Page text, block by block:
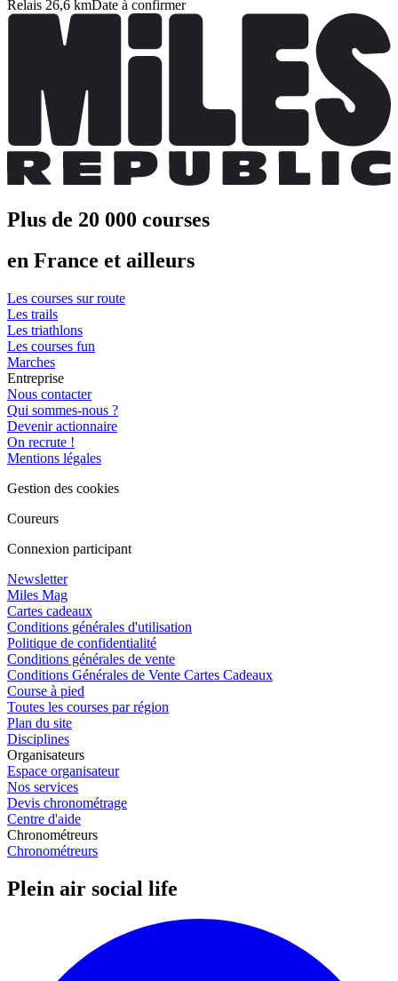
Relais 26,6 kmDate à confirmer
Plus de 20 000 courses
en France et ailleurs
Les courses sur route
Les trails
Les triathlons
Les courses fun
Marches
Entreprise
Nous contacter
Qui sommes-nous ?
Devenir actionnaire
On recrute !
Mentions légales
Gestion des cookies
Coureurs
Connexion participant
Newsletter
Miles Mag
Cartes cadeaux
Conditions générales d'utilisation
Politique de confidentialité
Conditions générales de vente
Conditions Générales de Vente Cartes Cadeaux
Course à pied
Toutes les courses par région
Plan du site
Disciplines
Organisateurs
Espace organisateur
Nos services
Devis chronométrage
Centre d'aide
Chronométreurs
Chronométreurs
Plein air social life